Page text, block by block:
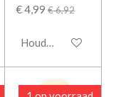
€ 4,99 € 6,92
Houd mij op de